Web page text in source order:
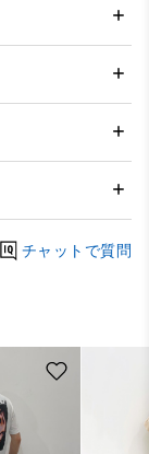
チャットで質問